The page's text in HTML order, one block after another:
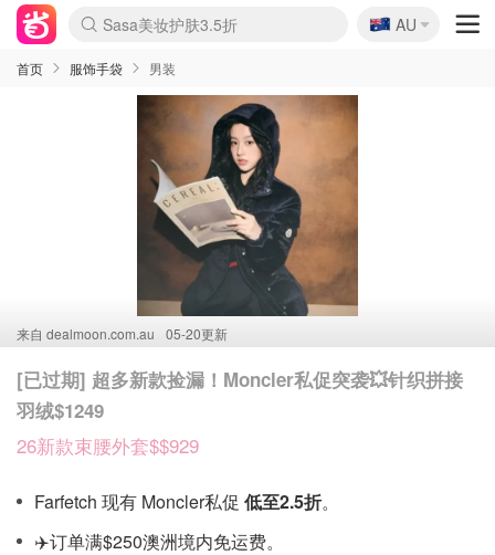
lululemon折扣上新
Sasa美妆护肤3.5折
SSENSE年中2.5折
FreshBeauty好价汇总
Cettire降价+叠9折
WWS Coles超市实拍
viagogo二手票捡漏
Myer超级周末
The Outnet奢牌1折起
David Jones 3折起
Flannels大牌1折
Perfumes Club护肤1折
AMIRO面罩$251
Amazon折扣汇总
eToro入金$200送$50
Amazon数码好物
ICONIC本周7.5折
ThedoubleF高奢地板价
Moose Knuckles 6折
丝芙兰5折起
EUFY摄像头$98
Selenichast首饰2折
Trip机票酒店促销
YSL送5件彩妆礼
Amazon家居好物
Amazon美妆护肤
雅漾大喷$8
过敏原检测盒$33
伊索独家赠50ml沐浴露
科颜氏高保湿面霜$29
SEALIFE海洋馆门票6折
丝塔芙大白罐$16
订阅Newsletter送香薰
Cult Beauty 6.8折
Harrods圣诞日历$525
LN-CC奢牌私促3折
d'Alba空姐喷雾$16
EVE LOM套装£56
Bernardelli独家4折
Adore Beauty 6折起
CT圣诞日历
Mytheresa奢品2.7折
Luxury Escapes 9折
Currentbody美容仪$881
MOON Garden Live
Roborock扫地机$649
Tingo Life水杯$24
Valentino官网5折
CR洗护套装$23
修丽可4件套$159
Myer彩妆2件7折
GANNI官网4.5折
Stylevana韩妆4折
Tessabit高奢8.5折
OGX洗发水$11
Amazon阿德莱德次日达
卡诗8.5折+赠礼
Philips Hue灯具8折
🇦🇺
AU
首页 服饰手袋 男装
来自 dealmoon.com.au 05-20更新
[已过期] 超多新款捡漏！Moncler私促突袭💥针织拼接
羽绒$1249
26新款束腰外套$$929
Farfetch 现有 Moncler私促 低至2.5折。
✈️订单满$250澳洲境内免运费。